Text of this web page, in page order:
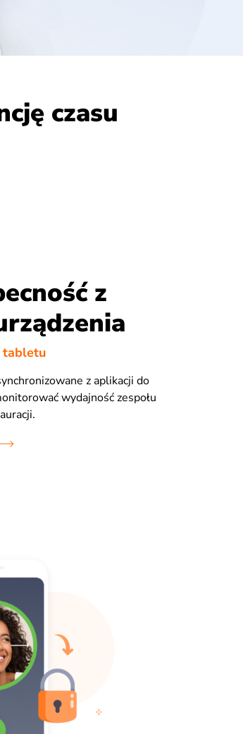
czasu
z
tabletu
z aplikacji do
wydajność zespołu